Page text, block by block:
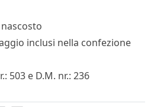
inclusi nella confezione
503 e D.M. nr.: 236